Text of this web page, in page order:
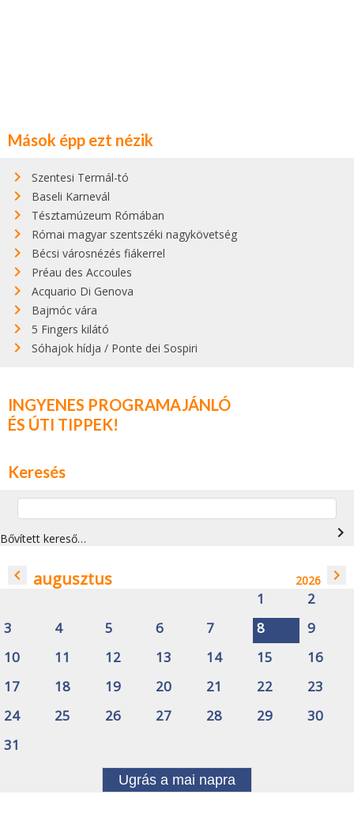
Mások épp ezt nézik
Szentesi Termál-tó
Baseli Karnevál
Tésztamúzeum Rómában
Római magyar szentszéki nagykövetség
Bécsi városnézés fiákerrel
Préau des Accoules
Acquario Di Genova
Bajmóc vára
5 Fingers kilátó
Sóhajok hídja / Ponte dei Sospiri
INGYENES PROGRAMAJÁNLÓ
ÉS ÚTI TIPPEK!
Keresés
Bővített kereső… navigate_next
navigate_before augusztus 2026 navigate_next
1
2
3
4 5 6 7 8
9
10
11 12 13 14 15
16
17
18 19 20 21 22
23
24
25 26 27 28 29
30
31
Ugrás a mai napra